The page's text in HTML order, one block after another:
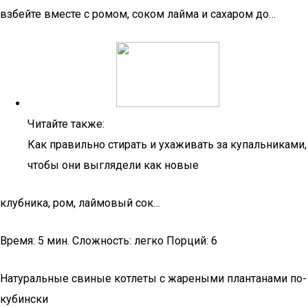
взбейте вместе с ромом, соком лайма и сахаром до…
Читайте также:
Как правильно стирать и ухаживать за купальниками,
чтобы они выглядели как новые
клубника, ром, лаймовый сок…
Время: 5 мин. Сложность: легко Порций: 6
Натуральные свиные котлеты с жареными плантанами по-
кубински